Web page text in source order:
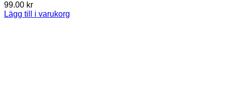
99.00 kr
Lägg till i varukorg